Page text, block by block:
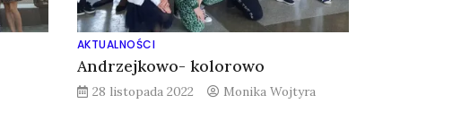
AKTUALNOŚCI
Andrzejkowo- kolorowo
28 listopada 2022 Monika Wojtyra